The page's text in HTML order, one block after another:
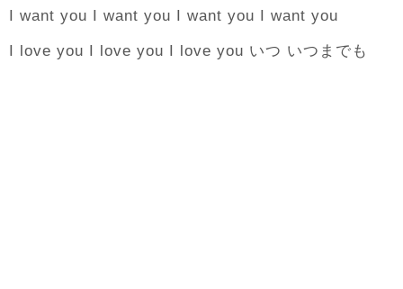
I want you I want you I want you I want you
I love you I love you I love you いつ いつまでも